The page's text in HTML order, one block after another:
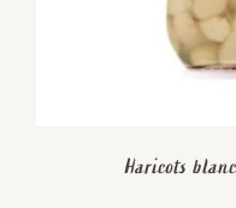
Haricots